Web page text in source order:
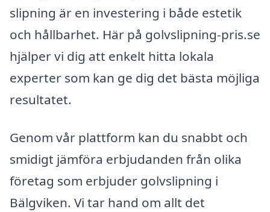
slipning är en investering i både estetik
och hållbarhet. Här på golvslipning-pris.se
hjälper vi dig att enkelt hitta lokala
experter som kan ge dig det bästa möjliga
resultatet.
Genom vår plattform kan du snabbt och
smidigt jämföra erbjudanden från olika
företag som erbjuder golvslipning i
Bälgviken. Vi tar hand om allt det